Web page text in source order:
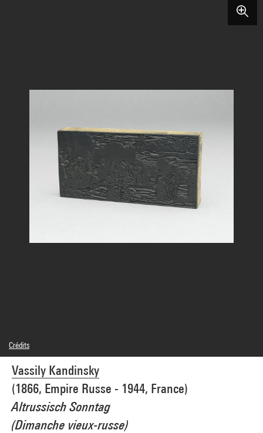
Vassily Kandinsky
(1866, Empire Russe - 1944, France)
Altrussisch Sonntag
(Dimanche vieux-russe)
Crédits
Domaine public
Crédit photographique : Centre Pompidou, MNAM-CCI/Bertrand Prévost/Dist.
GrandPalaisRmn
Réf. image : 4N52168
Diffusion image :GrandPalaisRmnPhoto